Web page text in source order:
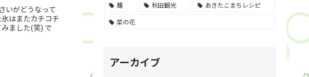
いがどうなって
はまたカチコチ
ました(笑) で
麺
秋田観光
あきたこまちレシピ
菜の花
アーカイブ